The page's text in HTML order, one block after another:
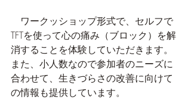
ワークッショップ形式で、セルフで
TFTを使って心の痛み（ブロック）を解
消することを体験していただきます。
また、小人数なので参加者のニーズに
合わせて、生きづらさの改善に向けて
の情報も提供しています。